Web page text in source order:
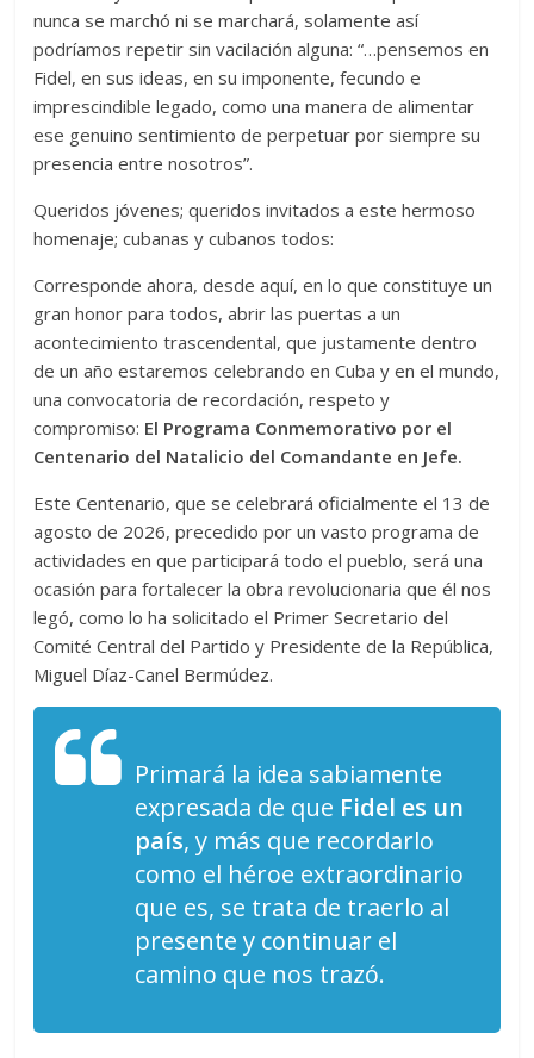
nunca se marchó ni se marchará, solamente así
podríamos repetir sin vacilación alguna: “…pensemos en
Fidel, en sus ideas, en su imponente, fecundo e
imprescindible legado, como una manera de alimentar
ese genuino sentimiento de perpetuar por siempre su
presencia entre nosotros”.
Queridos jóvenes; queridos invitados a este hermoso
homenaje; cubanas y cubanos todos:
Corresponde ahora, desde aquí, en lo que constituye un
gran honor para todos, abrir las puertas a un
acontecimiento trascendental, que justamente dentro
de un año estaremos celebrando en Cuba y en el mundo,
una convocatoria de recordación, respeto y
compromiso: El Programa Conmemorativo por el
Centenario del Natalicio del Comandante en Jefe.
Este Centenario, que se celebrará oficialmente el 13 de
agosto de 2026, precedido por un vasto programa de
actividades en que participará todo el pueblo, será una
ocasión para fortalecer la obra revolucionaria que él nos
legó, como lo ha solicitado el Primer Secretario del
Comité Central del Partido y Presidente de la República,
Miguel Díaz-Canel Bermúdez.
Primará la idea sabiamente
expresada de que Fidel es un
país, y más que recordarlo
como el héroe extraordinario
que es, se trata de traerlo al
presente y continuar el
camino que nos trazó.